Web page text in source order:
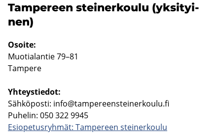
Tam­pe­reen stei­ner­kou­lu (yk­si­tyi­
nen)
Osoi­te:
Muo­tia­lan­tie 79–81
Tam­pe­re
Yh­teys­tie­dot:
Säh­kö­pos­ti: info@tam­pe­reens­tei­ner­kou­lu.fi
Pu­he­lin: 050 322 9945
Esio­pe­tus­ryh­mät: Tam­pe­reen stei­ner­kou­lu